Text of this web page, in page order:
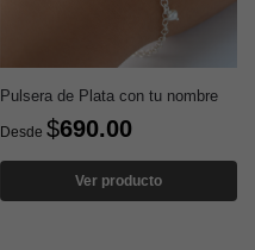
Pulsera de Plata con tu nombre
Desde $690.00
Ver producto